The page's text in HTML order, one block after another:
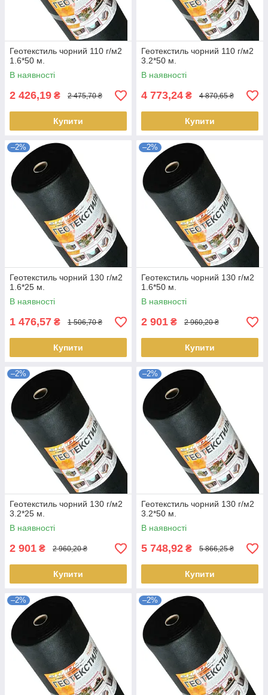
Геотекстиль чорний 110 г/м2
1.6*50 м.
В наявності
2 426,19 ₴ 2 475,70 ₴
Купити
Геотекстиль чорний 110 г/м2
3.2*50 м.
В наявності
4 773,24 ₴ 4 870,65 ₴
Купити
–2%
Геотекстиль чорний 130 г/м2
1.6*25 м.
В наявності
1 476,57 ₴ 1 506,70 ₴
Купити
–2%
Геотекстиль чорний 130 г/м2
1.6*50 м.
В наявності
2 901 ₴ 2 960,20 ₴
Купити
–2%
Геотекстиль чорний 130 г/м2
3.2*25 м.
В наявності
2 901 ₴ 2 960,20 ₴
Купити
–2%
Геотекстиль чорний 130 г/м2
3.2*50 м.
В наявності
5 748,92 ₴ 5 866,25 ₴
Купити
–2% –2%